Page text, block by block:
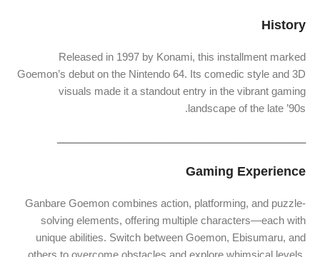
History
Released in 1997 by Konami, this installment marked
Goemon’s debut on the Nintendo 64. Its comedic style and 3D
visuals made it a standout entry in the vibrant gaming
landscape of the late ’90s.
ـــــــــــــــــــــــــــــــــــــــــــــــــــــــــــــــــــــــــــــــــــــــ
Gaming Experience
Ganbare Goemon combines action, platforming, and puzzle-
solving elements, offering multiple characters—each with
unique abilities. Switch between Goemon, Ebisumaru, and